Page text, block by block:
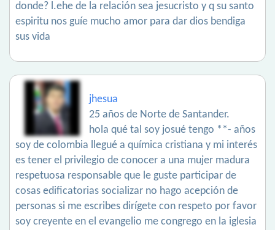
donde? l.ehe de la relación sea jesucristo y q su santo
espiritu nos guíe mucho amor para dar dios bendiga
sus vida
jhesua
25 años de Norte de Santander.
hola qué tal soy josué tengo **- años
soy de colombia llegué a química cristiana y mi interés
es tener el privilegio de conocer a una mujer madura
respetuosa responsable que le guste participar de
cosas edificatorias socializar no hago acepción de
personas si me escribes dirígete con respeto por favor
soy creyente en el evangelio me congrego en la iglesia